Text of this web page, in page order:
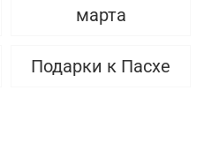
марта
Подарки к Пасхе